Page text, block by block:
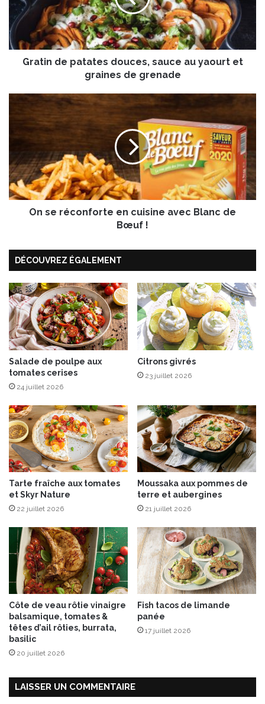
d
e
p
u
c
e
s
u
e
a
u
y
a
o
u
r
t
e
g
r
a
i
n
e
s
d
e
d
e
Gratin de patates douces, sauce au yaourt et
graines de grenade
é
c
o
n
t
e
n
c
u
i
s
i
n
e
a
e
c
B
l
a
n
c
d
e
On se réconforte en cuisine avec Blanc de
Bœuf !
DÉCOUVREZ ÉGALEMENT
Salade de poulpe aux
tomates cerises
24 juillet 2026
Citrons givrés
23 juillet 2026
Tarte fraîche aux tomates
et Skyr Nature
22 juillet 2026
Moussaka aux pommes de
terre et aubergines
21 juillet 2026
Côte de veau rôtie vinaigre
balsamique, tomates &
têtes d’ail rôties, burrata,
basilic
20 juillet 2026
Fish tacos de limande
panée
17 juillet 2026
LAISSER UN COMMENTAIRE